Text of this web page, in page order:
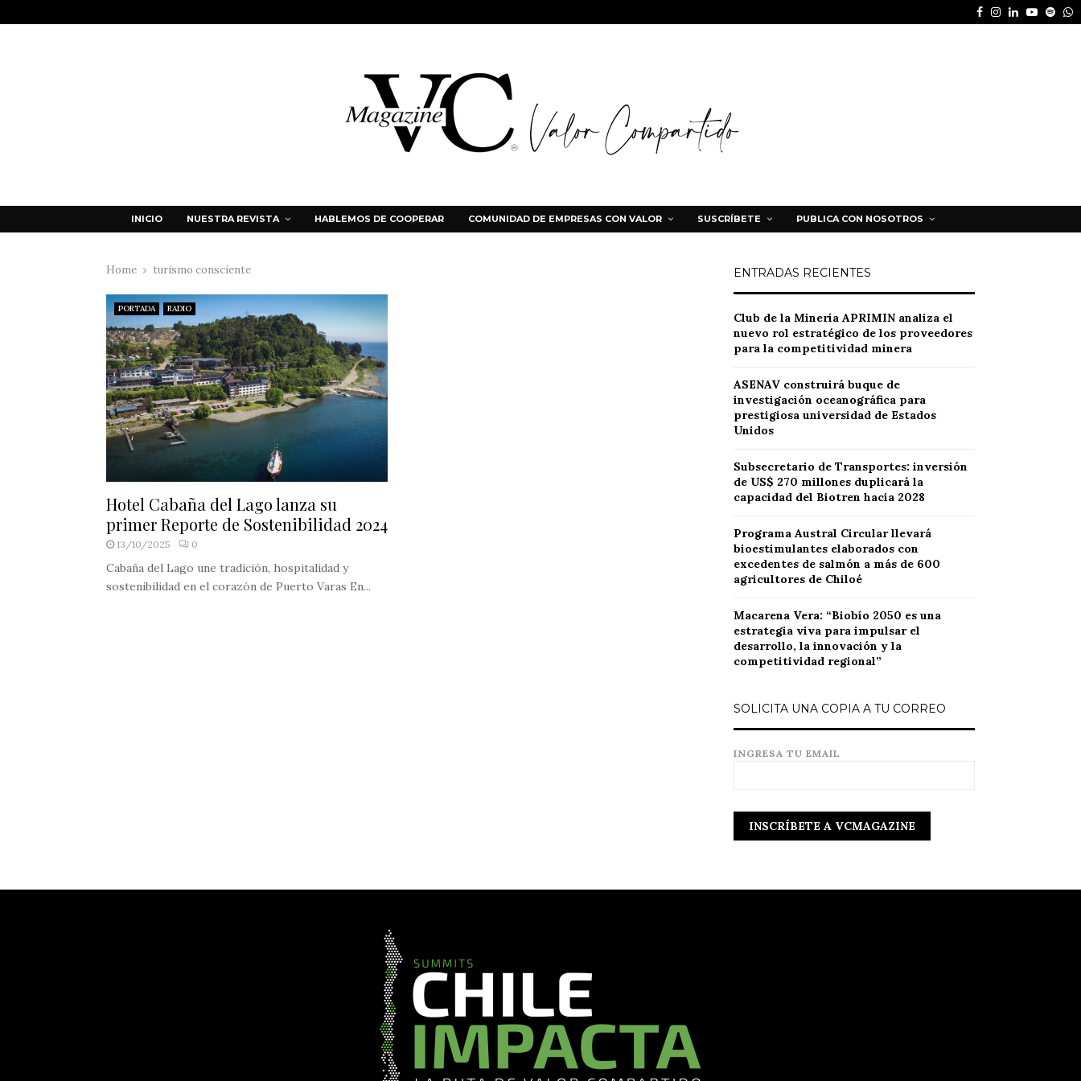
Facebook
Instagram
LinkedinYoutube
INICIO NUESTRA REVISTA HABLEMOS DE COOPERAR COMUNIDAD DE EMPRESAS CON VALOR SUSCRÍBETE PUBLICA CON NOSOTROS
Home turismo consciente
PORTADA RADIO
Hotel Cabaña del Lago lanza su
primer Reporte de Sostenibilidad 2024
13/10/2025 0
Cabaña del Lago une tradición, hospitalidad y
sostenibilidad en el corazón de Puerto Varas En...
ENTRADAS RECIENTES
Club de la Minería APRIMIN analiza el
nuevo rol estratégico de los proveedores
para la competitividad minera
ASENAV construirá buque de
investigación oceanográfica para
prestigiosa universidad de Estados
Unidos
Subsecretario de Transportes: inversión
de US$ 270 millones duplicará la
capacidad del Biotren hacia 2028
Programa Austral Circular llevará
bioestimulantes elaborados con
excedentes de salmón a más de 600
agricultores de Chiloé
Macarena Vera: “Biobío 2050 es una
estrategia viva para impulsar el
desarrollo, la innovación y la
competitividad regional”
SOLICITA UNA COPIA A TU CORREO
INGRESA TU EMAIL